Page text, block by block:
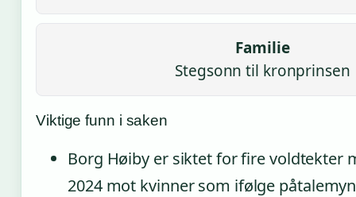
Familie
Stegsonn til kronprinsen
Viktige funn i saken
Borg Høiby er siktet for fire voldtekter
2024 mot kvinner som ifølge